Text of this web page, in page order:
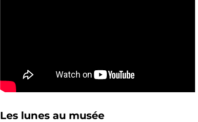
Les lunes au musée